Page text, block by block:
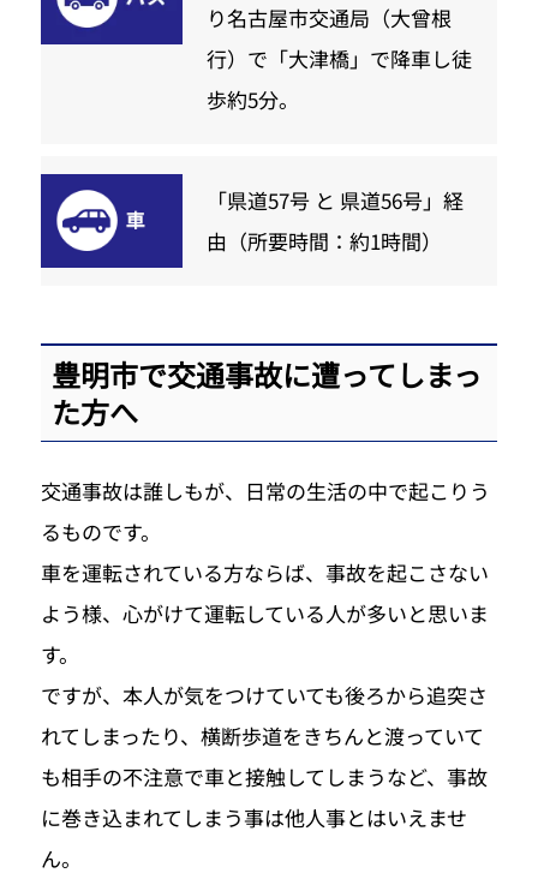
り名古屋市交通局（大曾根
行）で「大津橋」で降車し徒
歩約5分。
「県道57号 と 県道56号」経
由（所要時間：約1時間）
豊明市で交通事故に遭ってしまっ
た方へ
交通事故は誰しもが、日常の生活の中で起こりう
るものです。
車を運転されている方ならば、事故を起こさない
よう様、心がけて運転している人が多いと思いま
す。
ですが、本人が気をつけていても後ろから追突さ
れてしまったり、横断歩道をきちんと渡っていて
も相手の不注意で車と接触してしまうなど、事故
に巻き込まれてしまう事は他人事とはいえませ
ん。